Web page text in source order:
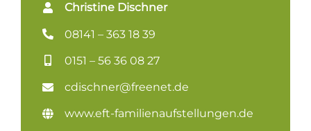
Christine Dischner
08141 – 363 18 39
0151 – 56 36 08 27
cdischner@freenet.de
www.eft-familienaufstellungen.de